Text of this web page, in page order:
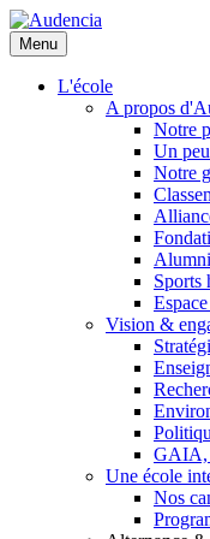
Aller
au
contenu
principal
Menu
L'école
A propos
Notre
Un
Notre
Alumni
Sports
Vision &
GAIA,
Une école
Nos